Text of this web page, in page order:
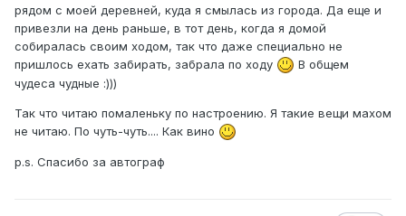
рядом с моей деревней, куда я смылась из города. Да еще и
привезли на день раньше, в тот день, когда я домой
собиралась своим ходом, так что даже специально не
пришлось ехать забирать, забрала по ходу
В общем
чудеса чудные :)))
Так что читаю помаленьку по настроению. Я такие вещи махом
не читаю. По чуть-чуть.... Как вино
p.s. Спасибо за автограф